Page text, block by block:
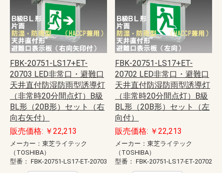
FBK-20751-LS17+ET-
20703 LED非常口・避難口
天井直付防湿防雨型誘導灯
（非常時20分間点灯）B級
BL形（20B形）セット（右
向右矢付）
販売価格: ￥22,213
メーカー：東芝ライテック
（TOSHIBA）
型番： FBK-20751-LS17-ET-20703
FBK-20751-LS17+ET-
20702 LED非常口・避難口
天井直付防湿防雨型誘導灯
（非常時20分間点灯）B級
BL形（20B形）セット（左
向付）
販売価格: ￥22,213
メーカー：東芝ライテック
（TOSHIBA）
型番： FBK-20751-LS17-ET-20702